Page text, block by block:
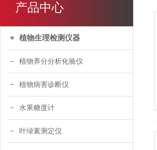
产品中心
植物生理检测仪器
植物养分分析化验仪
植物病害诊断仪
水果糖度计
叶绿素测定仪